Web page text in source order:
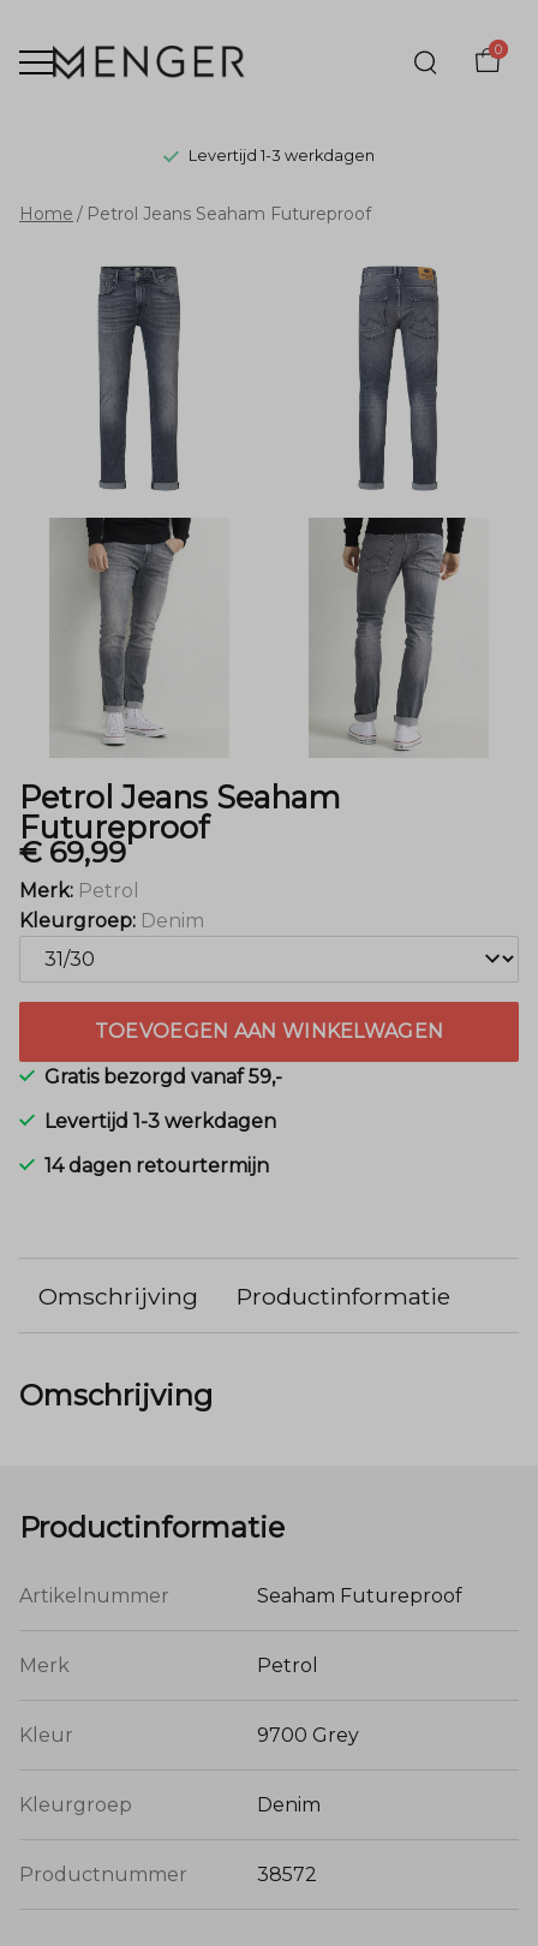
0
Levertijd 1-3 werkdagen
Petrol
Jeans
Seaham
Futureproof
Menger
Mode
Home Petrol Jeans Seaham Futureproof
Petrol Jeans Seaham
Futureproof
€ 69,99
Merk: Petrol
Kleurgroep: Denim
TOEVOEGEN AAN WINKELWAGEN
Gratis bezorgd vanaf 59,-
Levertijd 1-3 werkdagen
14 dagen retourtermijn
Omschrijving Productinformatie
Omschrijving
Productinformatie
Artikelnummer Seaham Futureproof
Merk Petrol
Kleur 9700 Grey
Kleurgroep Denim
Productnummer 38572